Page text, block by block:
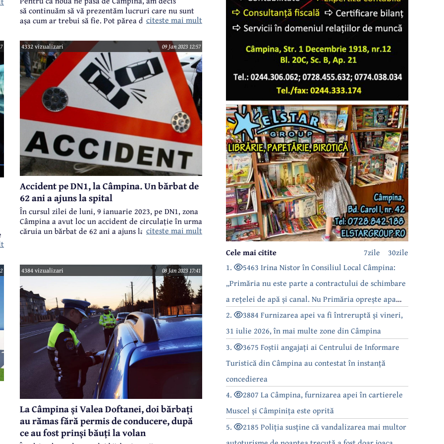
să continuăm să vă prezentăm lucruri care nu sunt
așa cum ar trebui să fie. Pot părea detalii sau lucruri
detaliile fac diferența de multe ori. Acesta este
un serial în care vom atrage atenția asupra unor
lucruri care nouă nu ni se par în regulă și promitem
să revenim asupra fiecărui subiect în parte, dacă
situația semnalată de noi se remediază. Sau nu...
citeste mai mult
4332 vizualizari 09 Jan 2023 12:57
Accident pe DN1, la Câmpina. Un bărbat de
62 ani a ajuns la spital
În cursul zilei de luni, 9 ianuarie 2023, pe DN1, zona
Câmpina a avut loc un accident de circulație în urma
căruia un bărbat de 62 ani a ajuns la spital.citeste mai mult
4384 vizualizari 08 Jan 2023 17:41
La Câmpina și Valea Doftanei, doi bărbați
au rămas fără permis de conducere, după
ce au fost prinși băuți la volan
30zile
7zile
Cele mai citite
1.
5463 Irina Nistor în Consiliul Local Câmpina:
„Primăria nu este parte a contractului de schimbare
a rețelei de apă și canal. Nu Primăria oprește apa
câmpinenilor!”
2.
3884 Furnizarea apei va fi întreruptă și vineri,
31 iulie 2026, în mai multe zone din Câmpina
3.
3675 Foștii angajați ai Centrului de Informare
Turistică din Câmpina au contestat în instanță
concedierea
4.
2807 La Câmpina, furnizarea apei în cartierele
Muscel și Câmpinița este oprită
5.
2185 Poliția susține că vandalizarea mai multor